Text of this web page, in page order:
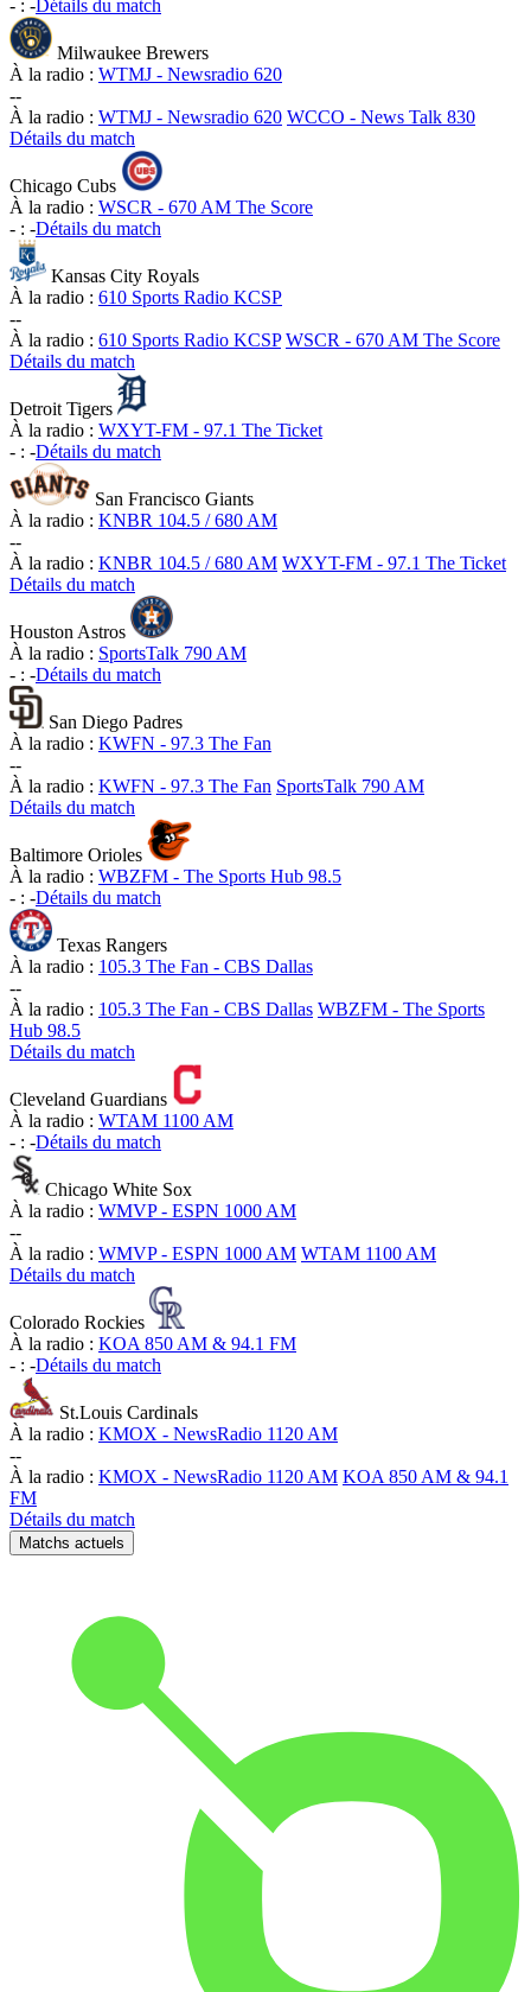
- : - Détails du match
Milwaukee Brewers
À la radio : WTMJ - Newsradio 620
--
À la radio : WTMJ - Newsradio 620 WCCO - News Talk 830
Détails du match
Chicago Cubs
À la radio : WSCR - 670 AM The Score
- : -Détails du match
Kansas City Royals
À la radio : 610 Sports Radio KCSP
--
À la radio : 610 Sports Radio KCSP WSCR - 670 AM The Score
Détails du match
Detroit Tigers
À la radio : WXYT-FM - 97.1 The Ticket
- : -Détails du match
San Francisco Giants
À la radio : KNBR 104.5 / 680 AM
--
À la radio : KNBR 104.5 / 680 AM WXYT-FM - 97.1 The Ticket
Détails du match
Houston Astros
À la radio : SportsTalk 790 AM
- : -Détails du match
San Diego Padres
À la radio : KWFN - 97.3 The Fan
--
À la radio : KWFN - 97.3 The Fan SportsTalk 790 AM
Détails du match
Baltimore Orioles
À la radio : WBZFM - The Sports Hub 98.5
- : -Détails du match
Texas Rangers
À la radio : 105.3 The Fan - CBS Dallas
--
À la radio : 105.3 The Fan - CBS Dallas WBZFM - The Sports
Hub 98.5
Détails du match
Cleveland Guardians
À la radio : WTAM 1100 AM
- : -Détails du match
Chicago White Sox
À la radio : WMVP - ESPN 1000 AM
--
À la radio : WMVP - ESPN 1000 AM WTAM 1100 AM
Détails du match
Colorado Rockies
À la radio : KOA 850 AM & 94.1 FM
- : -Détails du match
St.Louis Cardinals
À la radio : KMOX - NewsRadio 1120 AM
--
À la radio : KMOX - NewsRadio 1120 AM KOA 850 AM & 94.1
FM
Détails du match
Matchs actuels